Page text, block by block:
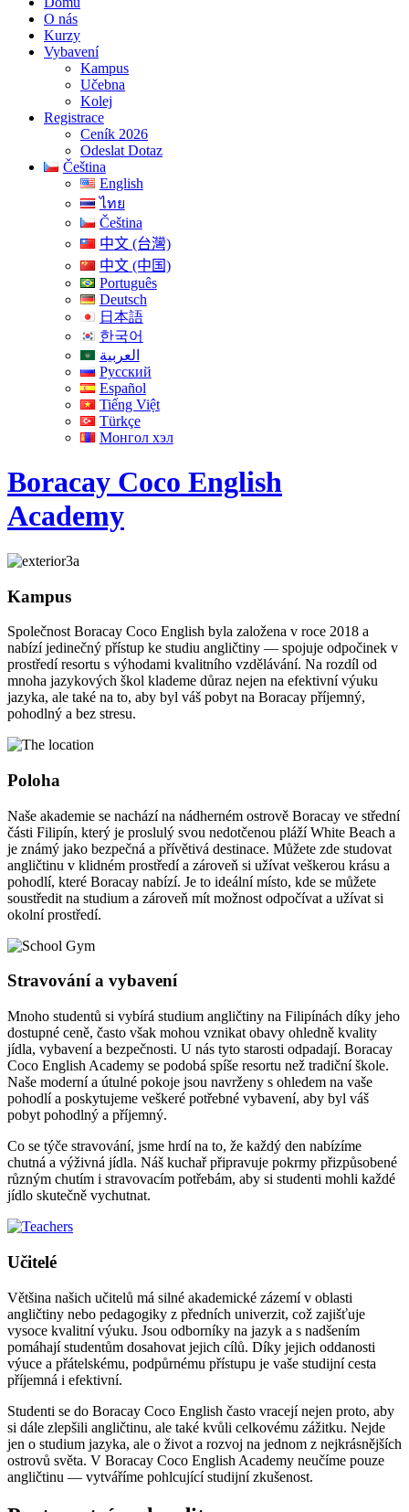
O nás
Kurzy
Vybavení
Kampus
Učebna
Kolej
Registrace
Ceník 2026
Odeslat Dotaz
Čeština
English
ไทย
Čeština
中文 (台灣)
中文 (中国)
Português
Deutsch
日本語
한국어
العربية
Русский
Español
Tiếng Việt
Türkçe
Монгол хэл
Boracay Coco English
Academy
Kampus
Společnost Boracay Coco English byla založena v roce 2018 a
nabízí jedinečný přístup ke studiu angličtiny — spojuje odpočinek v
prostředí resortu s výhodami kvalitního vzdělávání. Na rozdíl od
mnoha jazykových škol klademe důraz nejen na efektivní výuku
jazyka, ale také na to, aby byl váš pobyt na Boracay příjemný,
pohodlný a bez stresu.
Poloha
Naše akademie se nachází na nádherném ostrově Boracay ve střední
části Filipín, který je proslulý svou nedotčenou pláží White Beach a
je známý jako bezpečná a přívětivá destinace. Můžete zde studovat
angličtinu v klidném prostředí a zároveň si užívat veškerou krásu a
pohodlí, které Boracay nabízí. Je to ideální místo, kde se můžete
soustředit na studium a zároveň mít možnost odpočívat a užívat si
okolní prostředí.
Stravování a vybavení
Mnoho studentů si vybírá studium angličtiny na Filipínách díky jeho
dostupné ceně, často však mohou vznikat obavy ohledně kvality
jídla, vybavení a bezpečnosti. U nás tyto starosti odpadají. Boracay
Coco English Academy se podobá spíše resortu než tradiční škole.
Naše moderní a útulné pokoje jsou navrženy s ohledem na vaše
pohodlí a poskytujeme veškeré potřebné vybavení, aby byl váš
pobyt pohodlný a příjemný.
Co se týče stravování, jsme hrdí na to, že každý den nabízíme
chutná a výživná jídla. Náš kuchař připravuje pokrmy přizpůsobené
různým chutím i stravovacím potřebám, aby si studenti mohli každé
jídlo skutečně vychutnat.
Učitelé
Většina našich učitelů má silné akademické zázemí v oblasti
angličtiny nebo pedagogiky z předních univerzit, což zajišťuje
vysoce kvalitní výuku. Jsou odborníky na jazyk a s nadšením
pomáhají studentům dosahovat jejich cílů. Díky jejich oddanosti
výuce a přátelskému, podpůrnému přístupu je vaše studijní cesta
příjemná i efektivní.
Studenti se do Boracay Coco English často vracejí nejen proto, aby
si dále zlepšili angličtinu, ale také kvůli celkovému zážitku. Nejde
jen o studium jazyka, ale o život a rozvoj na jednom z nejkrásnějších
ostrovů světa. V Boracay Coco English Academy neučíme pouze
angličtinu — vytváříme pohlcující studijní zkušenost.